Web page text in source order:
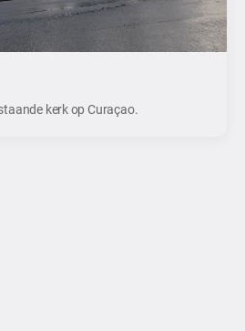
kerk op Curaçao.